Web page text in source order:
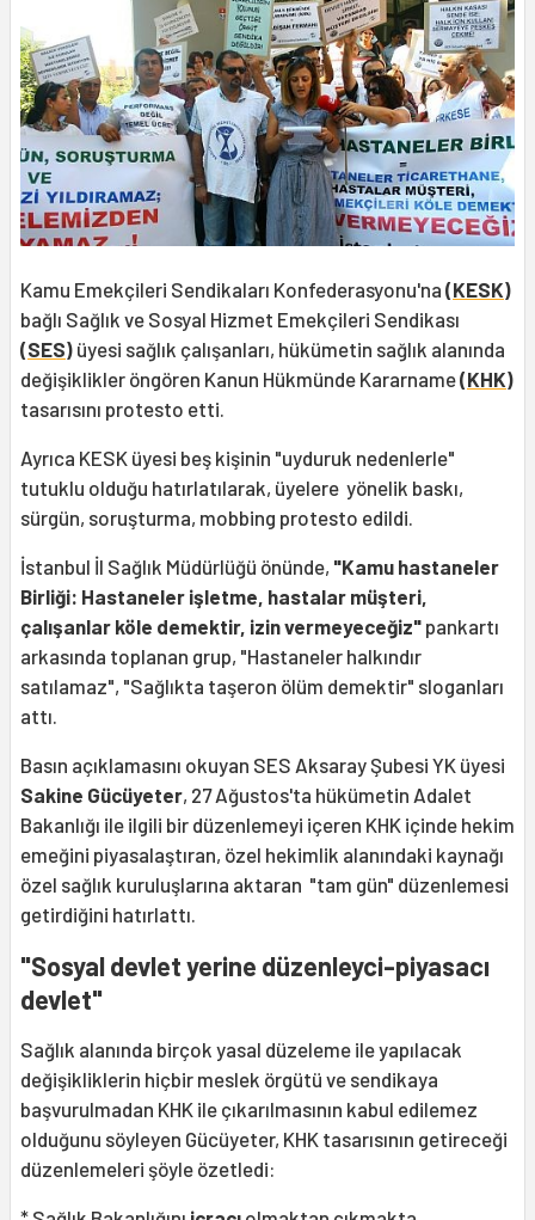
Kamu Emekçileri Sendikaları Konfederasyonu'na (KESK)
bağlı Sağlık ve Sosyal Hizmet Emekçileri Sendikası
(SES) üyesi sağlık çalışanları, hükümetin sağlık alanında
değişiklikler öngören Kanun Hükmünde Kararname(KHK)
tasarısını protesto etti.
Ayrıca KESK üyesi beş kişinin "uyduruk nedenlerle"
tutuklu olduğu hatırlatılarak, üyelere yönelik baskı,
sürgün, soruşturma, mobbing protesto edildi.
İstanbul İl Sağlık Müdürlüğü önünde, "Kamu hastaneler
Birliği: Hastaneler işletme, hastalar müşteri,
çalışanlar köle demektir, izin vermeyeceğiz" pankartı
arkasında toplanan grup, "Hastaneler halkındır
satılamaz", "Sağlıkta taşeron ölüm demektir" sloganları
attı.
Basın açıklamasını okuyan SES Aksaray Şubesi YK üyesi
Sakine Gücüyeter, 27 Ağustos'ta hükümetin Adalet
Bakanlığı ile ilgili bir düzenlemeyi içeren KHK içinde hekim
emeğini piyasalaştıran, özel hekimlik alanındaki kaynağı
özel sağlık kuruluşlarına aktaran "tam gün" düzenlemesi
getirdiğini hatırlattı.
"Sosyal devlet yerine düzenleyci-piyasacı
devlet"
Sağlık alanında birçok yasal düzeleme ile yapılacak
değişikliklerin hiçbir meslek örgütü ve sendikaya
başvurulmadan KHK ile çıkarılmasının kabul edilemez
olduğunu söyleyen Gücüyeter, KHK tasarısının getireceği
düzenlemeleri şöyle özetledi: